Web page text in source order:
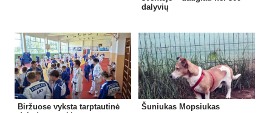
dalyvių
Biržuose vyksta tarptautinė
Šuniukas Mopsiukas